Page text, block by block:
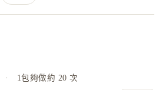
· 1包夠做約 20 次